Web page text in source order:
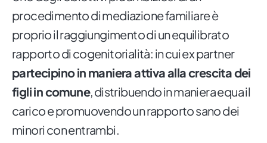
procedimento di mediazione familiare è
proprio il raggiungimento di un equilibrato
rapporto di cogenitorialità: in cui ex partner
partecipino in maniera attiva alla crescita dei
figli in comune, distribuendo in maniera equa il
carico e promuovendo un rapporto sano dei
minori con entrambi.